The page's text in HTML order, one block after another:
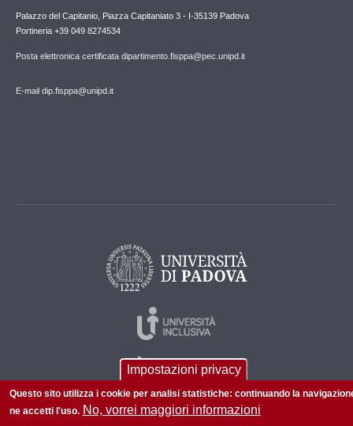
Palazzo del Capitanio, Piazza Capitaniato 3 - I-35139 Padova
Portineria +39 049 8274534
Posta elettronica certificata dipartimento.fisppa@pec.unipd.it
E-mail dip.fisppa@unipd.it
Impostazioni privacy
Questo sito utilizza i cookie per analisi statistiche: continuando la
ne accetti l'uso. No, vorrei maggiori informazioni